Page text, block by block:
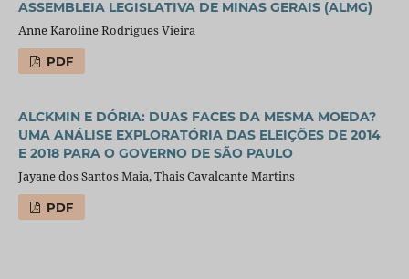
ASSEMBLEIA LEGISLATIVA DE MINAS GERAIS (ALMG)
Anne Karoline Rodrigues Vieira
PDF
ALCKMIN E DÓRIA: DUAS FACES DA MESMA MOEDA?
UMA ANÁLISE EXPLORATÓRIA DAS ELEIÇÕES DE 2014
E 2018 PARA O GOVERNO DE SÃO PAULO
Jayane dos Santos Maia, Thais Cavalcante Martins
PDF